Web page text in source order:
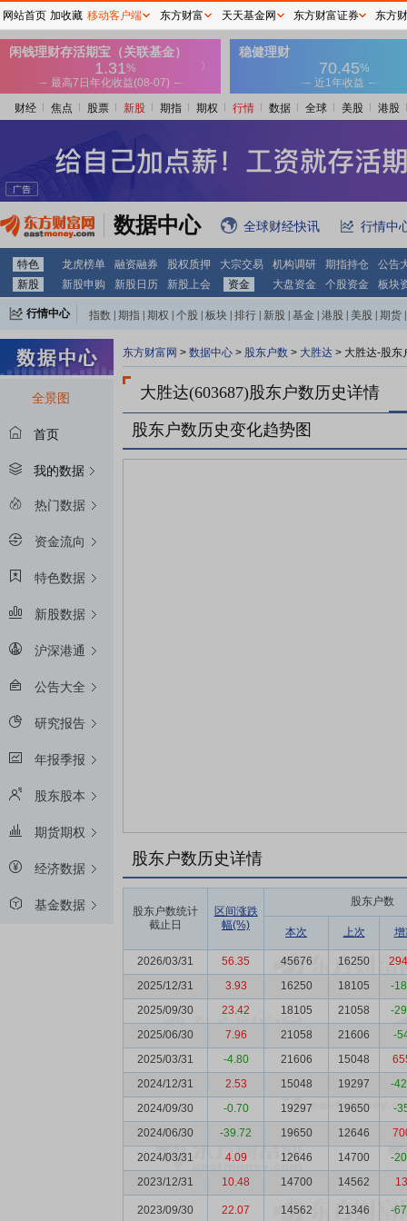
财经 焦点 股票 新股 期指 期权 行情 数据 全球 美股 港股
数据中心 全球财经快讯 行情中
特色 龙虎榜单 融资融券 股权质押 大宗交易 机构调研 期指持仓
公告
新股
新股申购 新股日历 新股上会 资金 大盘资金 个股资金 板块
行情中心 指数 期指 期权 个股 板块 排行 新股 基金 港股 美股 期货
全景图
首页
我的数据
热门数据
资金流向
特色数据
新股数据
沪深港通
公告大全
研究报告
年报季报
股东股本
期货期权
经济数据
基金数据
东方财富网 > 数据中心 > 股东户数 > 大胜达 > 大胜达-股东
大胜达(603687)股东户数历史详情
股东户数历史变化趋势图
股东户数历史详情
股东户数统计
截止日
区间涨跌
幅(%)
股东户数
本次 上次 增
2026/03/31 56.35 45676 16250
2025/12/31
3.93 16250 18105
-
2025/09/30
23.42 18105 21058
-
2025/06/30
7.96 21058 21606
-
2025/03/31
-4.80 21606 15048
2024/12/31
2.53 15048 19297
-
2024/09/30
-0.70 19297 19650
-
2024/06/30
-39.72 19650 12646
2024/03/31
4.09 12646 14700
-
2023/12/31
10.48 14700 14562
2023/09/30 22.07 14562 21346 -
网站首页 加收藏 移动客户端 东方财富 天天基金网 东方财富证券 东方